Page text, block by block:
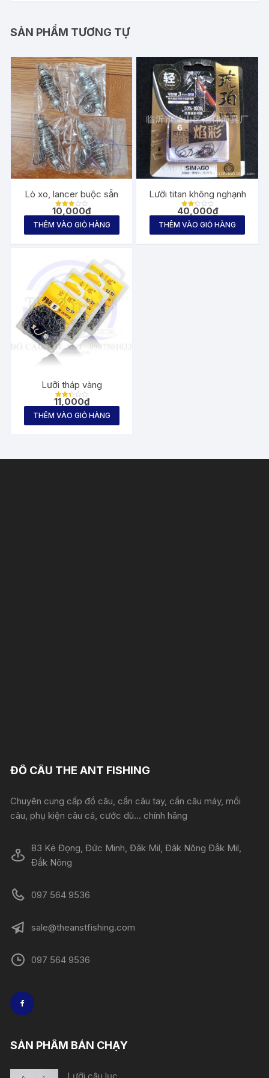
SẢN PHẨM TƯƠNG TỰ
Lò xo, lancer buộc sẵn
Được
hạng
5 sao
10,000₫
THÊM VÀO GIỎ HÀNG
Lưỡi titan không nghạnh
Được
hạng
5
40,000₫
THÊM VÀO GIỎ HÀNG
Lưỡi tháp vàng
Được
hạng
5
11,000₫
THÊM VÀO GIỎ HÀNG
ĐỒ CÂU THE ANT FISHING
Chuyên cung cấp đồ câu, cần câu tay, cần câu máy, mồi
câu, phụ kiện câu cá, cước dù... chính hãng
83 Kẻ Đọng, Đức Minh, Đăk Mil, Đăk Nông Đắk Mil,
Đắk Nông
097 564 9536
sale@theanstfishing.com
097 564 9536
SẢN PHẨM BÁN CHẠY